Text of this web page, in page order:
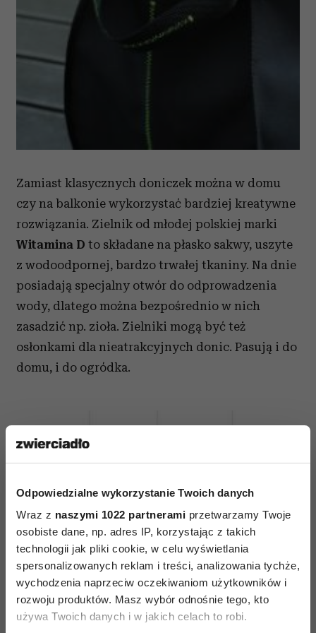
Odpowiedzialne wykorzystanie Twoich danych
Wraz z naszymi 1022 partnerami przetwarzamy Twoje
osobiste dane, np. adres IP, korzystając z takich
technologii jak pliki cookie, w celu wyświetlania
spersonalizowanych reklam i treści, analizowania tychże,
wychodzenia naprzeciw oczekiwaniom użytkowników i
rozwoju produktów. Masz wybór odnośnie tego, kto
używa Twoich danych i w jakich celach to robi.
Zamiast klasycznych doniczek można w domu
czy na balkonie wykorzystać bardziej kreatywne
rozwiązania. Zielnik od młodej polskiej marki
Witamina D to składane na płasko sakwy, uszyte
z wodoodpornej, bardzo trwałej tkaniny. Na dnie
posiadają specjalny otwór do odprowadzenia
wody, dlatego można bezpośrednio w nich
zasadzić np. zioła. Zielniki mogą być też
osłonkami dla nieatrakcyjnych donic. Pasują i do
domu, i do ogródka.